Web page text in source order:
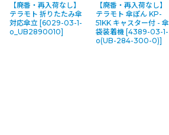
【廃番・再入荷なし】
テラモト 折りたたみ傘
対応傘立 [6029-03-1-
o_UB2890010]
【廃番・再入荷なし】
テラモト 傘ぽん KP-
51KK キャスター付 - 傘
袋装着機 [4389-03-1-
o(UB-284-300-0)]